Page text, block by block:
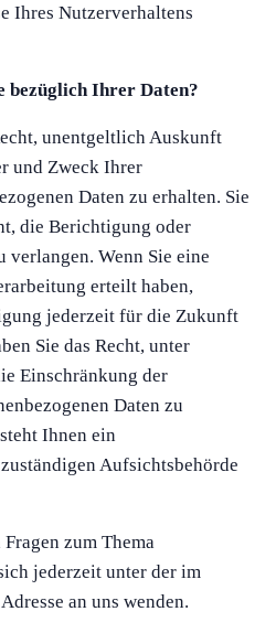
Ihres Nutzerverhaltens
bezüglich Ihrer Daten?
unentgeltlich Auskunft
und Zweck Ihrer
Daten zu erhalten. Sie
die Berichtigung oder
verlangen. Wenn Sie eine
erteilt haben,
jederzeit für die Zukunft
Sie das Recht, unter
Einschränkung der
Daten zu
Ihnen ein
Aufsichtsbehörde
zum Thema
jederzeit unter der im
an uns wenden.